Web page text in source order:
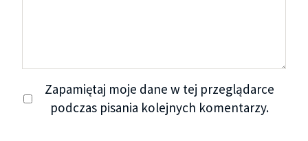
Zapamiętaj moje dane w tej przeglądarce
podczas pisania kolejnych komentarzy.